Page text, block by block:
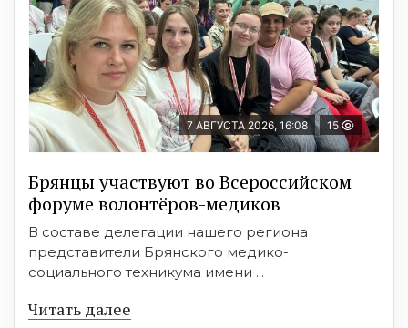
7 АВГУСТА 2026, 16:08 15
Брянцы участвуют во Всероссийском
форуме волонтёров-медиков
В составе делегации нашего региона
представители Брянского медико-
социального техникума имени ...
Читать далее